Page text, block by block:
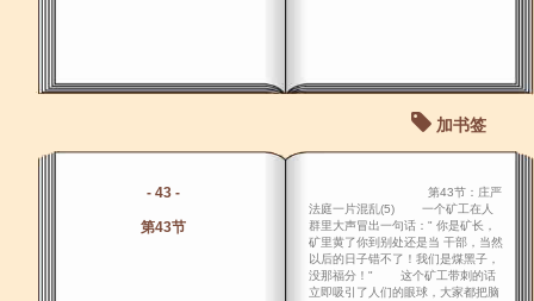
加书签
- 43 -
第43节
第43节：庄严
法庭一片混乱(5) 一个矿工在人
群里大声冒出一句话：" 你是矿长，
矿里黄了你到别处还是当 干部，当然
以后的日子错不了！我们是煤黑子，
没那福分！" 这个矿工带刺的话
立即吸引了人们的眼球，大家都把脑